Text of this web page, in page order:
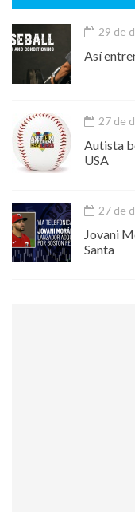
29 de
Así
27 de
Autista
USA
27 de
Jovani
Santa